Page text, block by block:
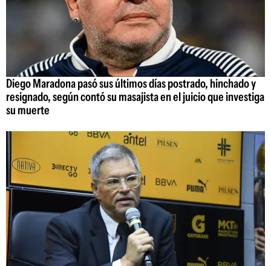
Diego Maradona pasó sus últimos días postrado, hinchado y
resignado, según contó su masajista en el juicio que investiga
su muerte